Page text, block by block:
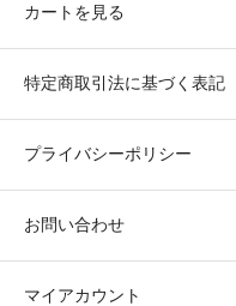
カートを見る
特定商取引法に基づく表記
プライバシーポリシー
お問い合わせ
マイアカウント